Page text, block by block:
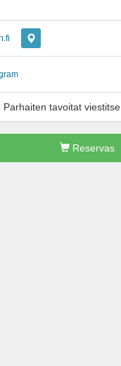
tavoitat viestitse.
Reservas